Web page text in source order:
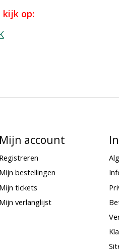
kijk op:
Mijn account
Registreren
Mijn bestellingen
Mijn tickets
Mijn verlanglijst